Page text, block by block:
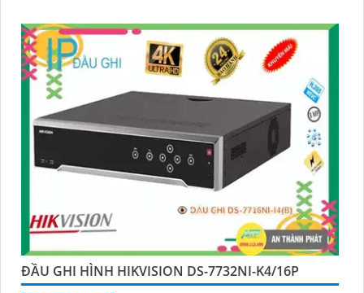
ĐẦU GHI HÌNH HIKVISION DS-7732NI-K4/16P